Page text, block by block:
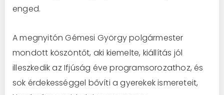
enged.
A megnyitón Gémesi György polgármester
mondott köszöntőt, aki kiemelte, kiállítás jól
illeszkedik az Ifjúság éve programsorozathoz, és
sok érdekességgel bővíti a gyerekek ismereteit,